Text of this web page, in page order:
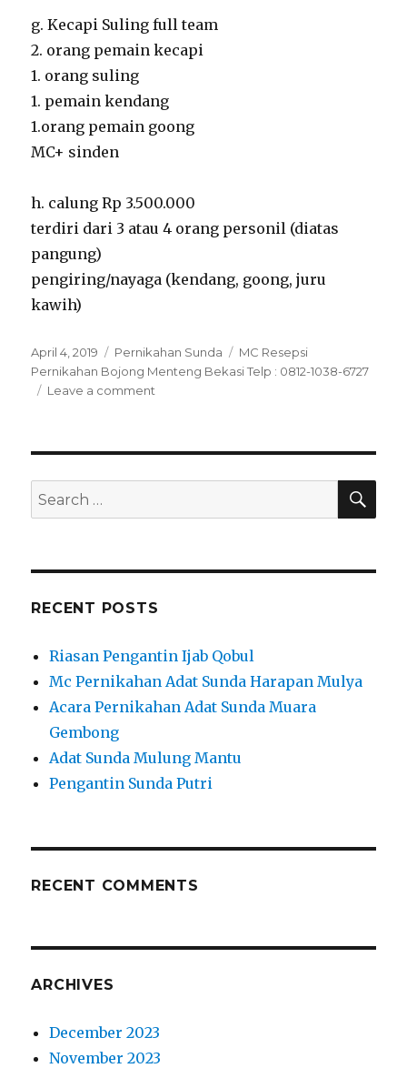
g. Kecapi Suling full team
2. orang pemain kecapi
1. orang suling
1. pemain kendang
1.orang pemain goong
MC+ sinden
h. calung Rp 3.500.000
terdiri dari 3 atau 4 orang personil (diatas
pangung)
pengiring/nayaga (kendang, goong, juru
kawih)
Posted
on
April 4, 2019 Categories
Pernikahan Sunda Tags
MC Resepsi
Pernikahan Bojong Menteng Bekasi Telp : 0812-1038-6727
Leave a comment
Menteng
Telp
6727
Search
for:
RECENT POSTS
Riasan Pengantin Ijab Qobul
Mc Pernikahan Adat Sunda Harapan Mulya
Acara Pernikahan Adat Sunda Muara
Gembong
Adat Sunda Mulung Mantu
Pengantin Sunda Putri
RECENT COMMENTS
ARCHIVES
December 2023
November 2023